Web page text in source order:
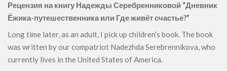
Рецензия на книгу Надежды Серебренниковой “Дневник
Ёжика-путешественника или Где живёт счастье?”
Long time later, as an adult, I pick up children’s book. The book
was written by our compatriot Nadezhda Serebrennikova, who
currently lives in the United States of America.